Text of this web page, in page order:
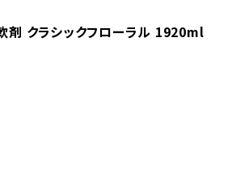
剤 クラシックフローラル 1920ml